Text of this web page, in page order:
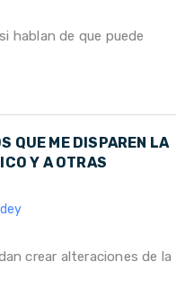
hablan de que puede
QUE ME DISPAREN LA
Y A OTRAS
crear alteraciones de la